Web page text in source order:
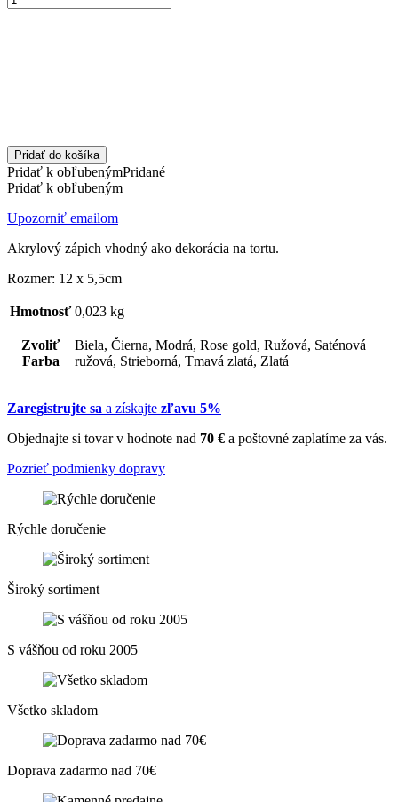
Pridať do košíka
Pridať k obľubenýmPridané
Pridať k obľubeným
Upozorniť emailom
Akrylový zápich vhodný ako dekorácia na tortu.
Rozmer: 12 x 5,5cm
Hmotnosť 0,023 kg
Zvoliť
Farba
Biela, Čierna, Modrá, Rose gold, Ružová, Saténová
ružová, Strieborná, Tmavá zlatá, Zlatá
Zaregistrujte sa a získajte zľavu 5%
Objednajte si tovar v hodnote nad 70 € a poštovné zaplatíme za vás.
Pozrieť podmienky dopravy
Rýchle doručenie
Široký sortiment
S vášňou od roku 2005
Všetko skladom
Doprava zadarmo nad 70€